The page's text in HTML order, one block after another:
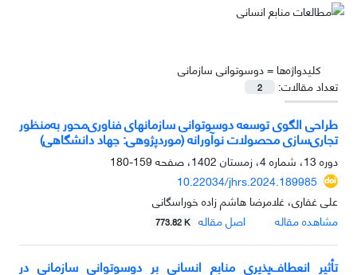
کلیدواژه‌ها =دوسوتوانی سازمانی
تعداد مقالات:
2
طراحی الگوی توسعه دوسوتوانی سازمان‏های فناوری‌محور به‌منظور
تجاری‌سازی محصولات نوآورانه (موردپژوهی: جهاد دانشگاهی)
دوره 13، شماره 4، زمستان 1402، صفحه
159-180
10.22034/jhrs.2024.189985
علی غفاری، غلامرضا هاشم زاده خوراسگانی
مشاهده مقاله
اصل مقاله 773.82 K
تأثیر انعطاف‌پذیری منابع انسانی بر دوسوتوانی سازمانی در